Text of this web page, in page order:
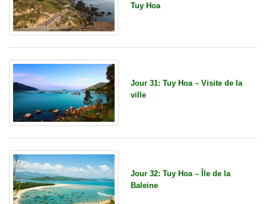
Tuy Hoa
Jour 31: Tuy Hoa – Visite de la
ville
Jour 32: Tuy Hoa – Île de la
Baleine